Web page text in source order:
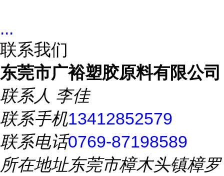
...
联系我们
东莞市广裕塑胶原料有限公司
联系人 李佳
联系手机13412852579
联系电话0769-87198589
所在地址东莞市樟木头镇樟罗